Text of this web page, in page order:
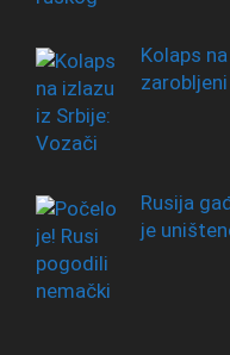
Kolaps
Rusija
je